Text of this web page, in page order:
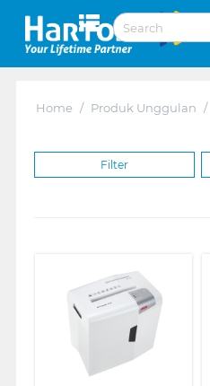
Home / Produk Unggulan /
Filter